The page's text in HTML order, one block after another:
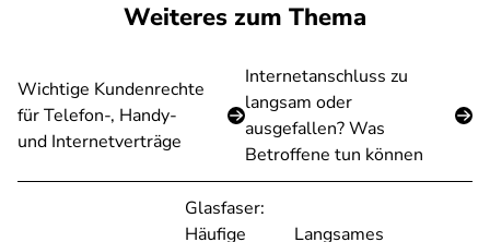
Weiteres zum Thema
Wichtige Kundenrechte
für Telefon-, Handy-
und Internetverträge
Internetanschluss zu
langsam oder
ausgefallen? Was
Betroffene tun können
Glasfaser:
Häufige
Langsames